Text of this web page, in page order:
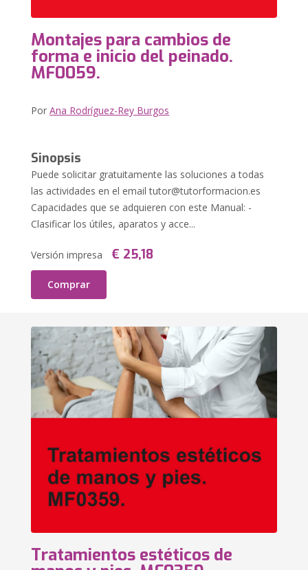
Montajes para cambios de
forma e inicio del peinado.
MF0059.
PorAna Rodríguez-Rey Burgos
Sinopsis
Puede solicitar gratuitamente las soluciones a todas
las actividades en el emailtutor@tutorformacion.es
Capacidades que se adquieren con este Manual: -
Clasificar los útiles, aparatos y acce...
Versión impresa € 25,18
Comprar
Tratamientos estéticos de